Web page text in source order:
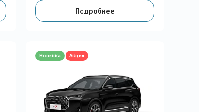
Подробнее
Новинка Акция